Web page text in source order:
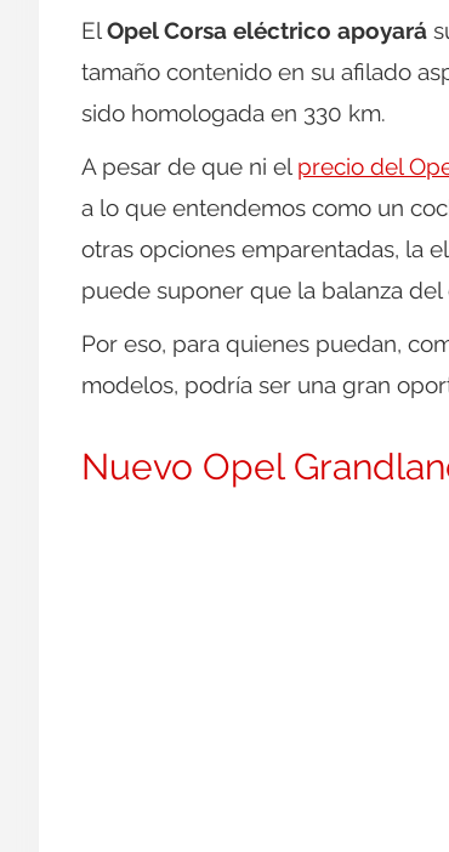
ElOpel Corsa eléctrico apoyará
tamaño contenido en su afilado
sido homologada en 330 km.
A pesar de que ni el precio del
a lo que entendemos como un
otras opciones emparentadas, la
puede suponer que la balanza
Por eso, para quienes puedan,
modelos, podría ser una gran
Nuevo Opel